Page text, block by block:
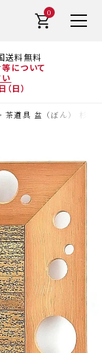
送料無料
について
い
日）
0
茶道具 盆（ぼん） 杉